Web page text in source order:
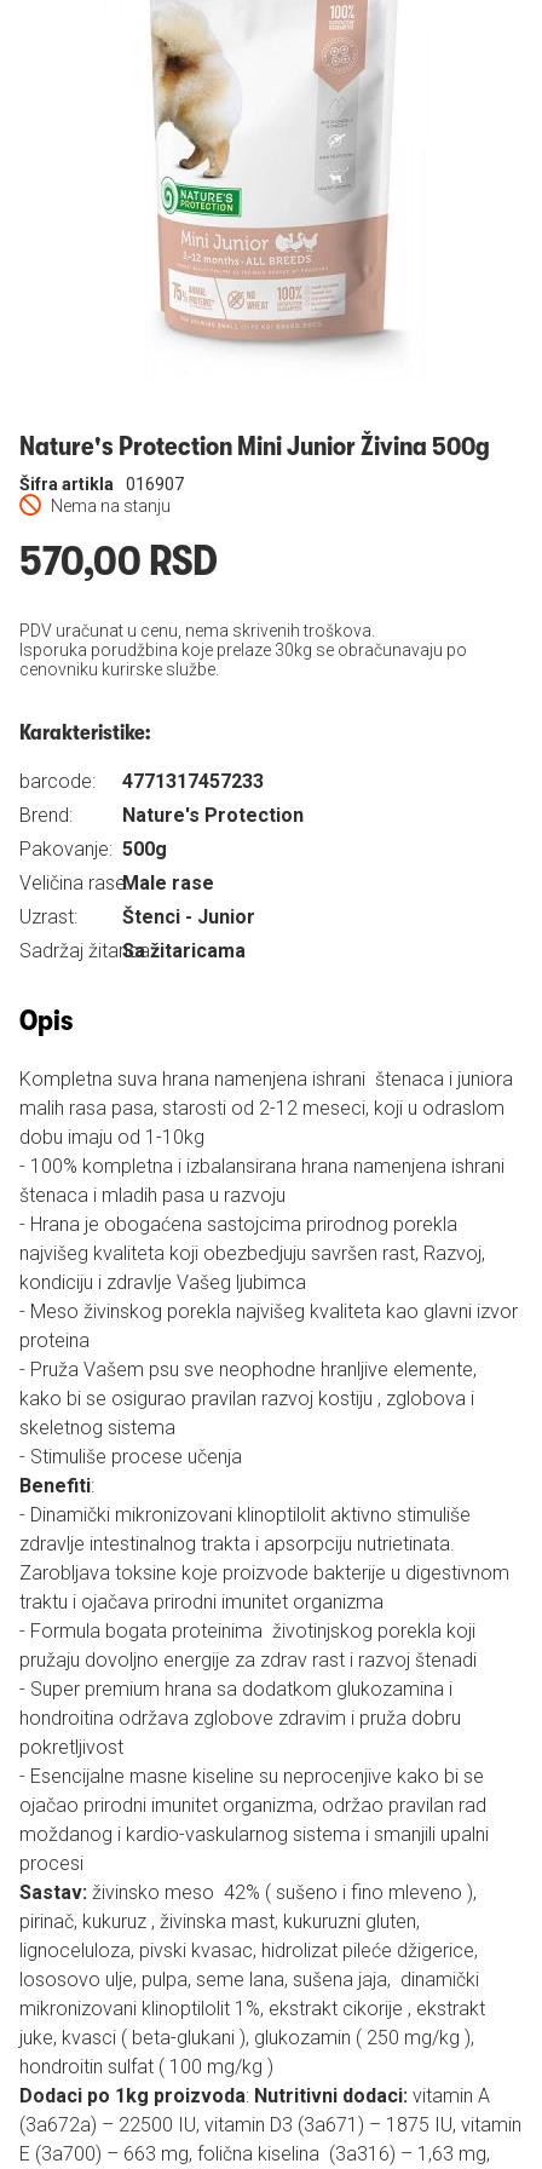
Nature's Protection Mini Junior Živina 500g
Nema na stanju
Šifra artikla 016907
570,00 RSD
PDV uračunat u cenu, nema skrivenih troškova.
Isporuka porudžbina koje prelaze 30kg se obračunavaju po
cenovniku kurirske službe.
Karakteristike:
barcode:
4771317457233
Brend:
Nature's Protection
Pakovanje: 500g
Veličina rase:Male rase
Uzrast:
Štenci - Junior
Sadržaj žitarica:Sa žitaricama
Opis
Kompletna suva hrana namenjena ishrani štenaca i juniora
malih rasa pasa, starosti od 2-12 meseci, koji u odraslom
dobu imaju od 1-10kg
- 100% kompletna i izbalansirana hrana namenjena ishrani
štenaca i mladih pasa u razvoju
- Hrana je obogaćena sastojcima prirodnog porekla
najvišeg kvaliteta koji obezbedjuju savršen rast, Razvoj,
kondiciju i zdravlje Vašeg ljubimca
- Meso živinskog porekla najvišeg kvaliteta kao glavni izvor
proteina
- Pruža Vašem psu sve neophodne hranljive elemente,
kako bi se osigurao pravilan razvoj kostiju , zglobova i
skeletnog sistema
- Stimuliše procese učenja
Benefiti:
- Dinamički mikronizovani klinoptilolit aktivno stimuliše
zdravlje intestinalnog trakta i apsorpciju nutrietinata.
Zarobljava toksine koje proizvode bakterije u digestivnom
traktu i ojačava prirodni imunitet organizma
- Formula bogata proteinima životinjskog porekla koji
pružaju dovoljno energije za zdrav rast i razvoj štenadi
- Super premium hrana sa dodatkom glukozamina i
hondroitina održava zglobove zdravim i pruža dobru
pokretljivost
- Esencijalne masne kiseline su neprocenjive kako bi se
ojačao prirodni imunitet organizma, održao pravilan rad
moždanog i kardio-vaskularnog sistema i smanjili upalni
procesi
Sastav: živinsko meso 42% ( sušeno i fino mleveno ),
pirinač, kukuruz , živinska mast, kukuruzni gluten,
lignoceluloza, pivski kvasac, hidrolizat pileće džigerice,
lososovo ulje, pulpa, seme lana, sušena jaja, dinamički
mikronizovani klinoptilolit 1%, ekstrakt cikorije , ekstrakt
juke, kvasci ( beta-glukani ), glukozamin ( 250 mg/kg ),
hondroitin sulfat ( 100 mg/kg )
Dodaci po 1kg proizvoda: Nutritivni dodaci: vitamin A
(3a672a) – 22500 IU, vitamin D3 (3a671) – 1875 IU, vitamin
E (3a700) – 663 mg, folična kiselina (3a316) – 1,63 mg,